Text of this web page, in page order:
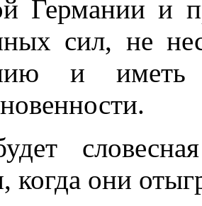
Германии и
сил, не
и иметь
когда они